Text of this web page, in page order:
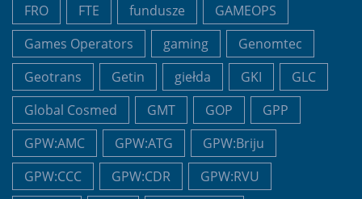
FRO
FTE fundusze
GAMEOPS
Games Operators
gaming
Genomtec
Geotrans
Getin giełda GKI
GLC
Global Cosmed
GMT GOP
GPP
GPW:AMC
GPW:ATG
GPW:Briju
GPW:CCC
GPW:CDR
GPW:RVU